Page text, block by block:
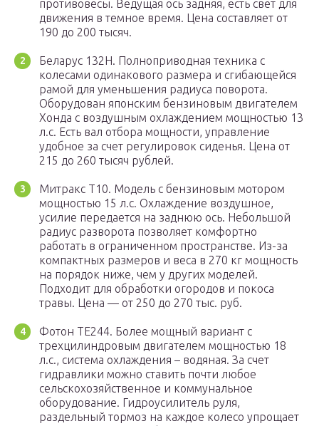
противовесы. Ведущая ось задняя, есть свет для
движения в темное время. Цена составляет от
190 до 200 тысяч.
Беларус 132Н. Полноприводная техника с
колесами одинакового размера и сгибающейся
рамой для уменьшения радиуса поворота.
Оборудован японским бензиновым двигателем
Хонда с воздушным охлаждением мощностью 13
л.с. Есть вал отбора мощности, управление
удобное за счет регулировок сиденья. Цена от
215 до 260 тысяч рублей.
Митракс Т10. Модель с бензиновым мотором
мощностью 15 л.с. Охлаждение воздушное,
усилие передается на заднюю ось. Небольшой
радиус разворота позволяет комфортно
работать в ограниченном пространстве. Из-за
компактных размеров и веса в 270 кг мощность
на порядок ниже, чем у других моделей.
Подходит для обработки огородов и покоса
травы. Цена — от 250 до 270 тыс. руб.
Фотон ТЕ244. Более мощный вариант с
трехцилиндровым двигателем мощностью 18
л.с., система охлаждения – водяная. За счет
гидравлики можно ставить почти любое
сельскохозяйственное и коммунальное
оборудование. Гидроусилитель руля,
раздельный тормоз на каждое колесо упрощает